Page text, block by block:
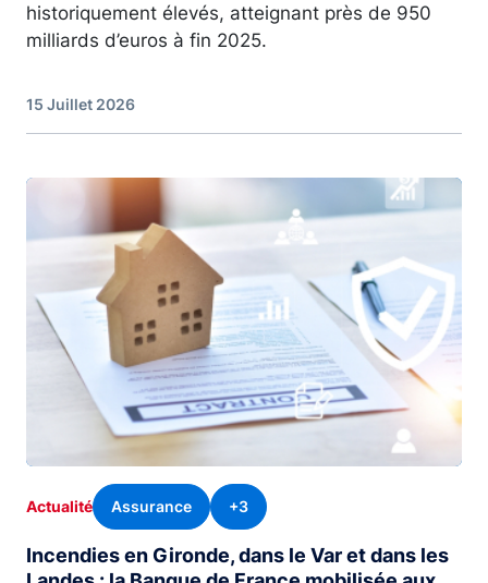
historiquement élevés, atteignant près de 950
milliards d’euros à fin 2025.
15 Juillet 2026
Actualité Assurance +3
Incendies en Gironde, dans le Var et dans les